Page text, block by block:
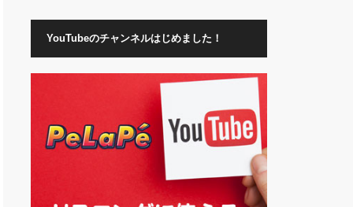
YouTubeのチャンネルはじめました！